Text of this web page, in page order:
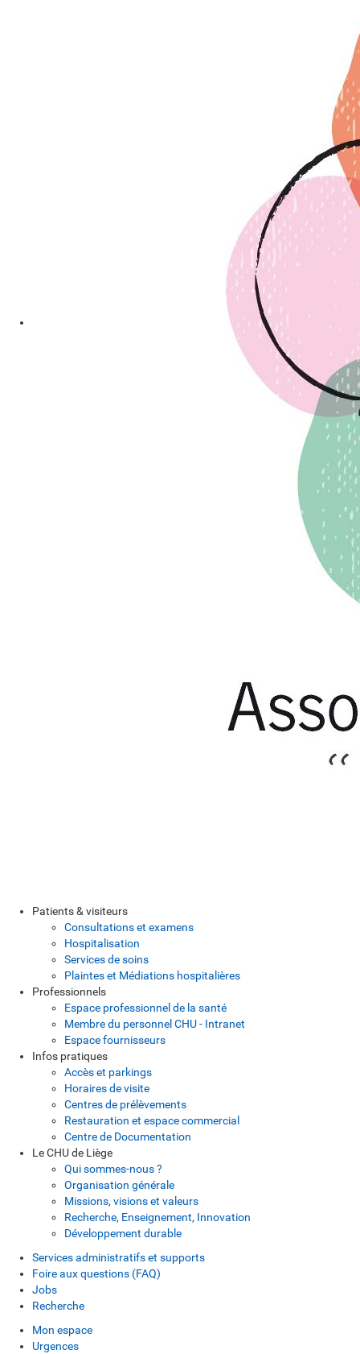
Patients & visiteurs
Consultations et examens
Hospitalisation
Services de soins
Plaintes et Médiations hospitalières
Professionnels
Espace professionnel de la santé
Membre du personnel CHU - Intranet
Espace fournisseurs
Infos pratiques
Accès et parkings
Horaires de visite
Centres de prélèvements
Restauration et espace commercial
Centre de Documentation
Le CHU de Liège
Qui sommes-nous ?
Organisation générale
Missions, visions et valeurs
Recherche, Enseignement, Innovation
Développement durable
Services administratifs et supports
Foire aux questions (FAQ)
Jobs
Recherche
Mon espace
Urgences